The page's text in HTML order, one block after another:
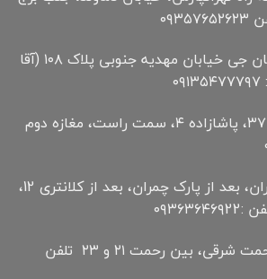
: خیابان جی خیابان مهدیه جنوبی پلاک ۱۰۸ (آقا
: الهیه ۳۷، پاشازاده ۴، سمت راست، مغازه دوم
: بلوار چمران، بعد از پارک چمران، بعد از کلانتری 12،
: بلوار رحمت شرقی، بین رحمت ۲۱ و ۲۳ تلفن